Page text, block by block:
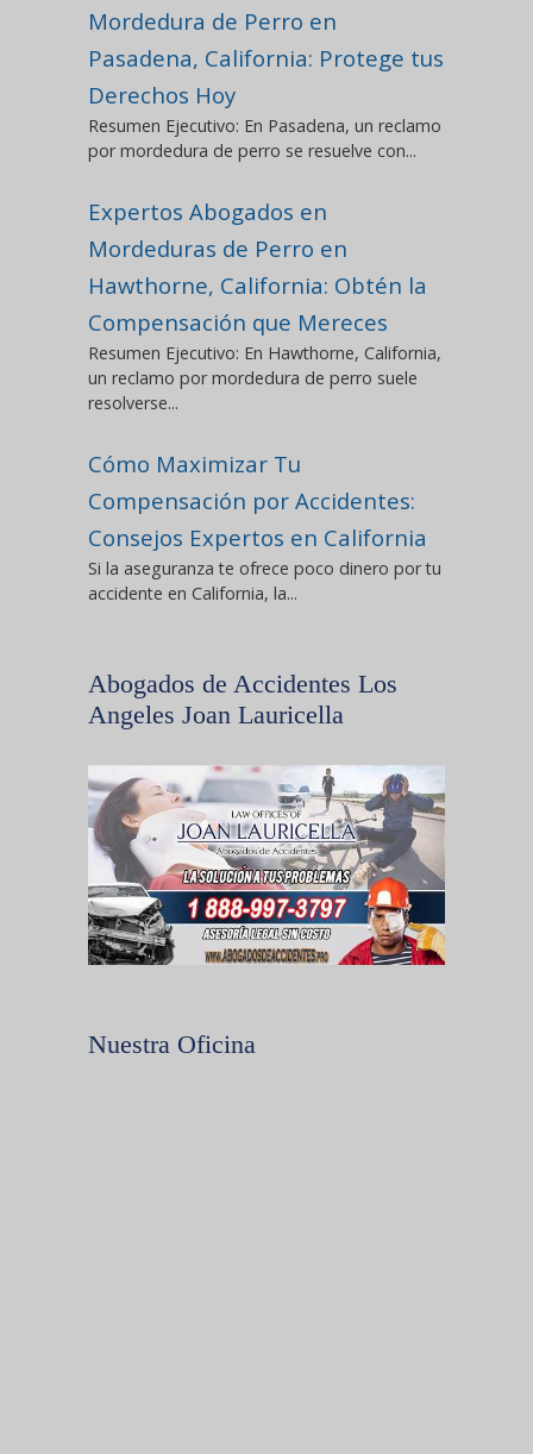
Mordedura de Perro en
Pasadena, California: Protege tus
Derechos Hoy
Resumen Ejecutivo: En Pasadena, un reclamo
por mordedura de perro se resuelve con...
Expertos Abogados en
Mordeduras de Perro en
Hawthorne, California: Obtén la
Compensación que Mereces
Resumen Ejecutivo: En Hawthorne, California,
un reclamo por mordedura de perro suele
resolverse...
Cómo Maximizar Tu
Compensación por Accidentes:
Consejos Expertos en California
Si la aseguranza te ofrece poco dinero por tu
accidente en California, la...
Abogados de Accidentes Los
Angeles Joan Lauricella
Nuestra Oficina